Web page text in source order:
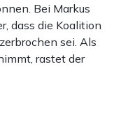
Bei Markus
dass die Koalition
sei. Als
rastet der